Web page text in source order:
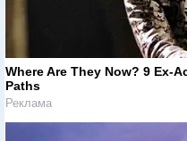
Where Are They Now? 9 Ex-
Paths
Реклама